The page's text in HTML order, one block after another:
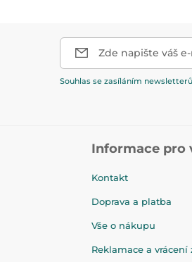
Zde napište váš
Souhlas se zasíláním newsletterů
Informace pro
Kontakt
Doprava a platba
Vše o nákupu
Reklamace a vrácení